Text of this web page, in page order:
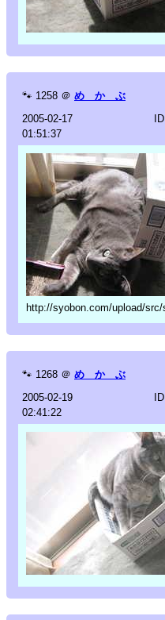
🐾 1258 ＠ め か ぶ
2005-02-17
01:51:37
http://syobon.com/upload/
🐾 1268 ＠ め か ぶ
2005-02-19
02:41:22